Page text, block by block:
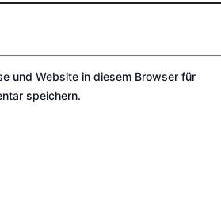
und Website in diesem Browser für
speichern.